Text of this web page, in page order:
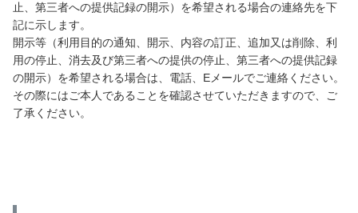
止、第三者への提供記録の開示）を希望される場合の連絡先を下
記に示します。
開示等（利用目的の通知、開示、内容の訂正、追加又は削除、利
用の停止、消去及び第三者への提供の停止、第三者への提供記録
の開示）を希望される場合は、電話、Eメールでご連絡ください。
その際にはご本人であることを確認させていただきますので、ご
了承ください。